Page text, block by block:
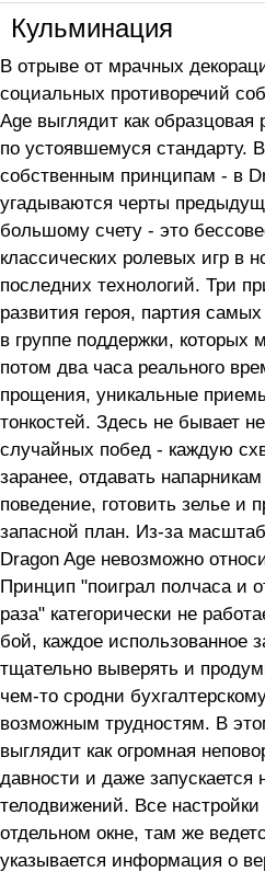
Кульминация
В отрыве от мрачных
социальных противоречий
Age выглядит как образцовая
по устоявшемуся стандарту.
собственным принципам - в
угадываются черты
большому счету - это
классических ролевых игр в
последних технологий. Три
развития героя, партия
в группе поддержки, которых
потом два часа реального
прощения, уникальные
тонкостей. Здесь не бывает
случайных побед - каждую
заранее, отдавать
поведение, готовить зелье и
запасной план. Из-за
Dragon Age невозможно
Принцип "поиграл полчаса и
раза" категорически не
бой, каждое использованное
тщательно выверять и
чем-то сродни
возможным трудностям. В
выглядит как огромная
давности и даже
телодвижений. Все
отдельном окне, там же
указывается информация о